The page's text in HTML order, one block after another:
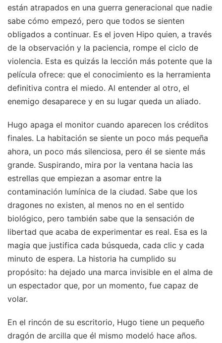
están atrapados en una guerra generacional que nadie
sabe cómo empezó, pero que todos se sienten
obligados a continuar. Es el joven Hipo quien, a través
de la observación y la paciencia, rompe el ciclo de
violencia. Esta es quizás la lección más potente que la
película ofrece: que el conocimiento es la herramienta
definitiva contra el miedo. Al entender al otro, el
enemigo desaparece y en su lugar queda un aliado.
Hugo apaga el monitor cuando aparecen los créditos
finales. La habitación se siente un poco más pequeña
ahora, un poco más silenciosa, pero él se siente más
grande. Suspirando, mira por la ventana hacia las
estrellas que empiezan a asomar entre la
contaminación lumínica de la ciudad. Sabe que los
dragones no existen, al menos no en el sentido
biológico, pero también sabe que la sensación de
libertad que acaba de experimentar es real. Esa es la
magia que justifica cada búsqueda, cada clic y cada
minuto de espera. La historia ha cumplido su
propósito: ha dejado una marca invisible en el alma de
un espectador que, por un momento, fue capaz de
volar.
En el rincón de su escritorio, Hugo tiene un pequeño
dragón de arcilla que él mismo modeló hace años.